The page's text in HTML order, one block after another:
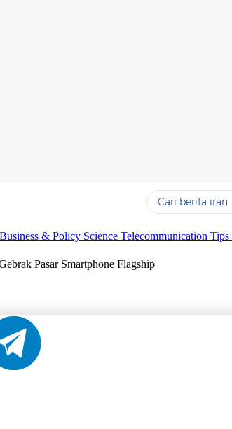
Yang sedang
Business & Policy Science Telecommunication
Pasar Smartphone Flagship